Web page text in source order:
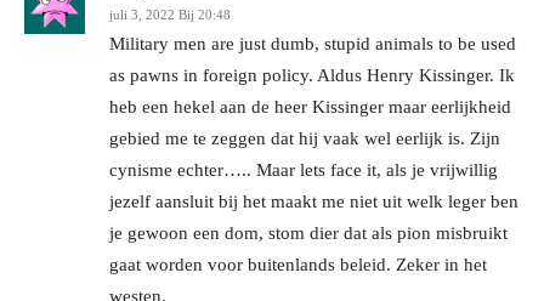
juli 3, 2022 Bij 20:48
Military men are just dumb, stupid animals to be used
as pawns in foreign policy. Aldus Henry Kissinger. Ik
heb een hekel aan de heer Kissinger maar eerlijkheid
gebied me te zeggen dat hij vaak wel eerlijk is. Zijn
cynisme echter….. Maar lets face it, als je vrijwillig
jezelf aansluit bij het maakt me niet uit welk leger ben
je gewoon een dom, stom dier dat als pion misbruikt
gaat worden voor buitenlands beleid. Zeker in het
westen.